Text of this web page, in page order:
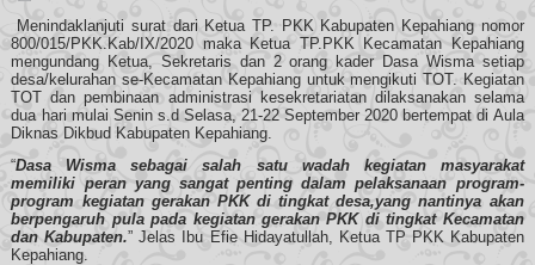
Menindaklanjuti surat dari Ketua TP. PKK Kabupaten Kepahiang nomor
800/015/PKK.Kab/IX/2020 maka Ketua TP.PKK Kecamatan Kepahiang
mengundang Ketua, Sekretaris dan 2 orang kader Dasa Wisma setiap
desa/kelurahan se-Kecamatan Kepahiang untuk mengikuti TOT. Kegiatan
TOT dan pembinaan administrasi kesekretariatan dilaksanakan selama
dua hari mulai Senin s.d Selasa, 21-22 September 2020 bertempat di Aula
Diknas Dikbud Kabupaten Kepahiang.
“Dasa Wisma sebagai salah satu wadah kegiatan masyarakat
memiliki peran yang sangat penting dalam pelaksanaan program-
program kegiatan gerakan PKK di tingkat desa,yang nantinya akan
berpengaruh pula pada kegiatan gerakan PKK di tingkat Kecamatan
dan Kabupaten.” Jelas Ibu Efie Hidayatullah, Ketua TP PKK Kabupaten
Kepahiang.